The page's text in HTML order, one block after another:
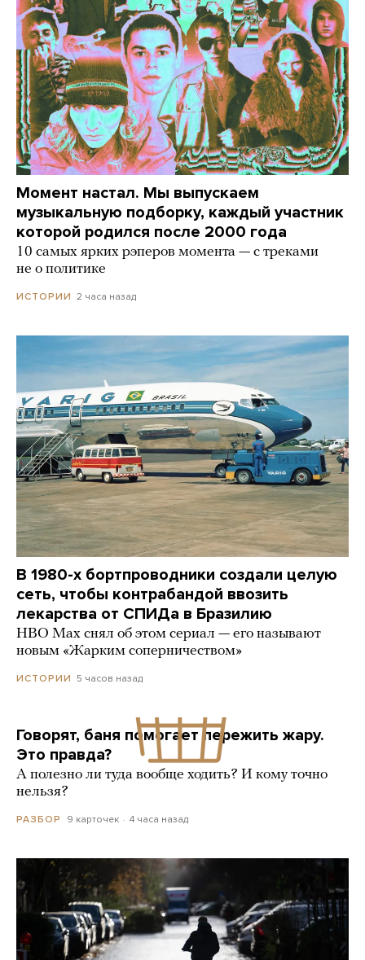
Момент настал. Мы выпускаем
музыкальную подборку, каждый участник
которой родился после 2000 года
10 самых ярких рэперов момента — с треками
не о политике
ИСТОРИИ 2 часа назад
В 1980-х бортпроводники создали целую
сеть, чтобы контрабандой ввозить
лекарства от СПИДа в Бразилию
HBO Max снял об этом сериал — его называют
новым «Жарким соперничеством»
ИСТОРИИ 5 часов назад
Говорят, баня помогает пережить жару.
Это правда?
А полезно ли туда вообще ходить? И кому точно
нельзя?
РАЗБОР 9 карточек 4 часа назад